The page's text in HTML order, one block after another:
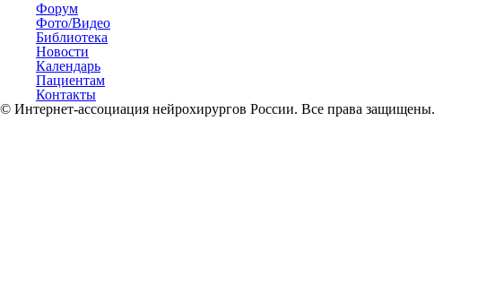
Форум
Фото/Видео
Библиотека
Новости
Календарь
Пациентам
Контакты
© Интернет-ассоциация нейрохирургов России. Все права защищены.